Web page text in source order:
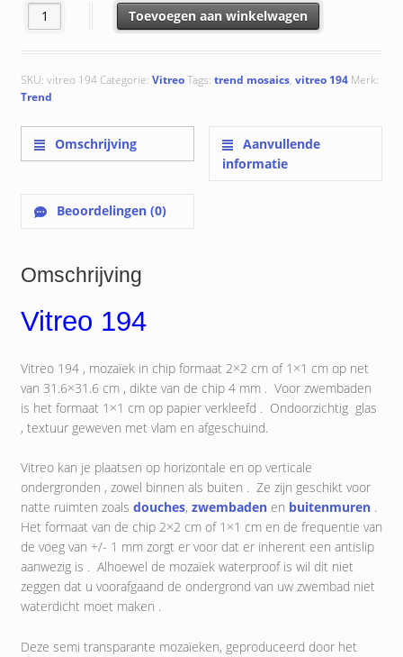
Vitreo 194 aantal Toevoegen aan winkelwagen
SKU: vitreo 194Categorie: VitreoTags: trend mosaics, vitreo 194 Merk:
Trend
Omschrijving
Aanvullende
informatie
Beoordelingen (0)
Omschrijving
Vitreo 194
Vitreo 194 , mozaïek in chip formaat 2×2 cm of 1×1 cm op net
van 31.6×31.6 cm , dikte van de chip 4 mm . Voor zwembaden
is het formaat 1×1 cm op papier verkleefd . Ondoorzichtig glas
, textuur geweven met vlam en afgeschuind.
Vitreo kan je plaatsen op horizontale en op verticale
ondergronden , zowel binnen als buiten . Ze zijn geschikt voor
natte ruimten zoals douches, zwembadenen buitenmuren.
Het formaat van de chip 2×2 cm of 1×1 cm en de frequentie van
de voeg van +/- 1 mm zorgt er voor dat er inherent een antislip
aanwezig is . Alhoewel de mozaïek waterproof is wil dit niet
zeggen dat u voorafgaand de ondergrond van uw zwembad niet
waterdicht moet maken .
Deze semi transparante mozaïeken, geproduceerd door het